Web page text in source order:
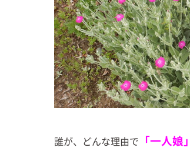
誰が、どんな理由で 「一人娘」